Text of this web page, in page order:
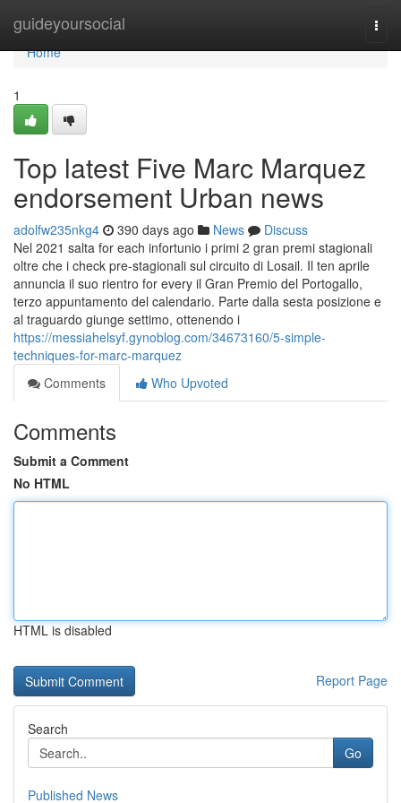
guideyoursocial
Home
Home
1
Top latest Five Marc Marquez
endorsement Urban news
adolfw235nkg4 390 days ago News
Discuss
Nel 2021 salta for each infortunio i primi 2 gran premi stagionali
oltre che i check pre-stagionali sul circuito di Losail. Il ten aprile
annuncia il suo rientro for every il Gran Premio del Portogallo,
terzo appuntamento del calendario. Parte dalla sesta posizione e
al traguardo giunge settimo, ottenendo i
https://messiahelsyf.gynoblog.com/34673160/5-simple-
techniques-for-marc-marquez
Comments
Who Upvoted
Comments
Submit a Comment
No HTML
HTML is disabled
Report Page
Search
Go
Published News